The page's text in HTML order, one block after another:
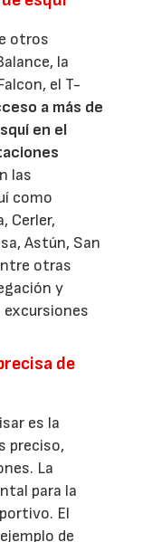
otros
la
el T-
a más de
en el
las
como
Cerler,
Astún, San
otras
y
excursiones
de
es la
preciso,
La
para la
El
de